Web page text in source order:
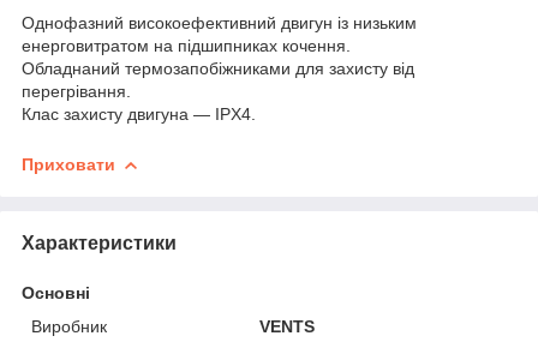
Однофазний високоефективний двигун із низьким
енерговитратом на підшипниках кочення.
Обладнаний термозапобіжниками для захисту від
перегрівання.
Клас захисту двигуна — IPX4.
Приховати
Характеристики
Основні
Виробник
VENTS